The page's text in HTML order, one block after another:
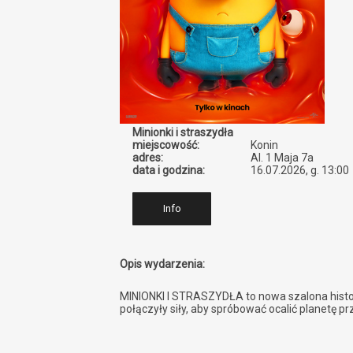
Minionki i straszydła
miejscowość:
Konin
adres:
Al. 1 Maja 7a
data i godzina:
16.07.2026, g. 13:00
Info
Opis wydarzenia:
MINIONKI I STRASZYDŁA to nowa szalona
połączyły siły, aby spróbować ocalić planetę